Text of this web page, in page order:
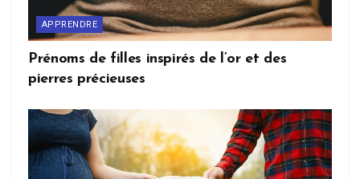
APPRENDRE
Prénoms de filles inspirés de l’or et des
pierres précieuses